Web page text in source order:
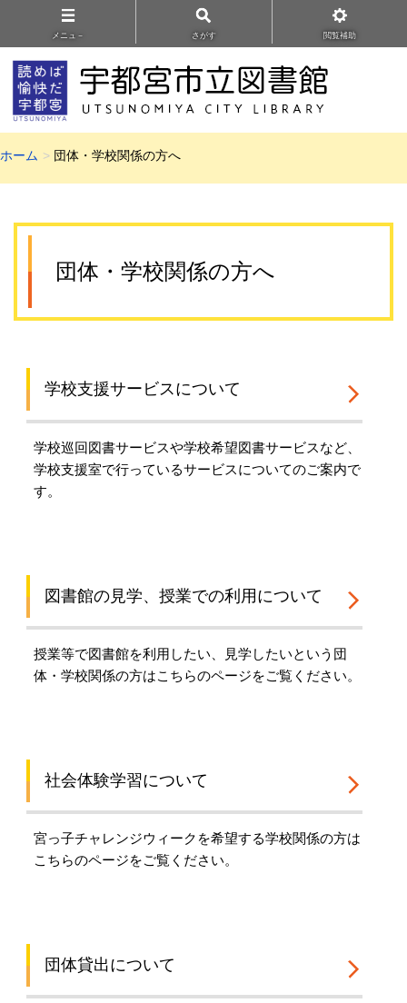
メニュ－ さがす 閲覧補助
ホーム 団体・学校関係の方へ
団体・学校関係の方へ
学校支援サービスについて
学校巡回図書サービスや学校希望図書サービスなど、
学校支援室で行っているサービスについてのご案内で
す。
図書館の見学、授業での利用について
授業等で図書館を利用したい、見学したいという団
体・学校関係の方はこちらのページをご覧ください。
社会体験学習について
宮っ子チャレンジウィークを希望する学校関係の方は
こちらのページをご覧ください。
団体貸出について